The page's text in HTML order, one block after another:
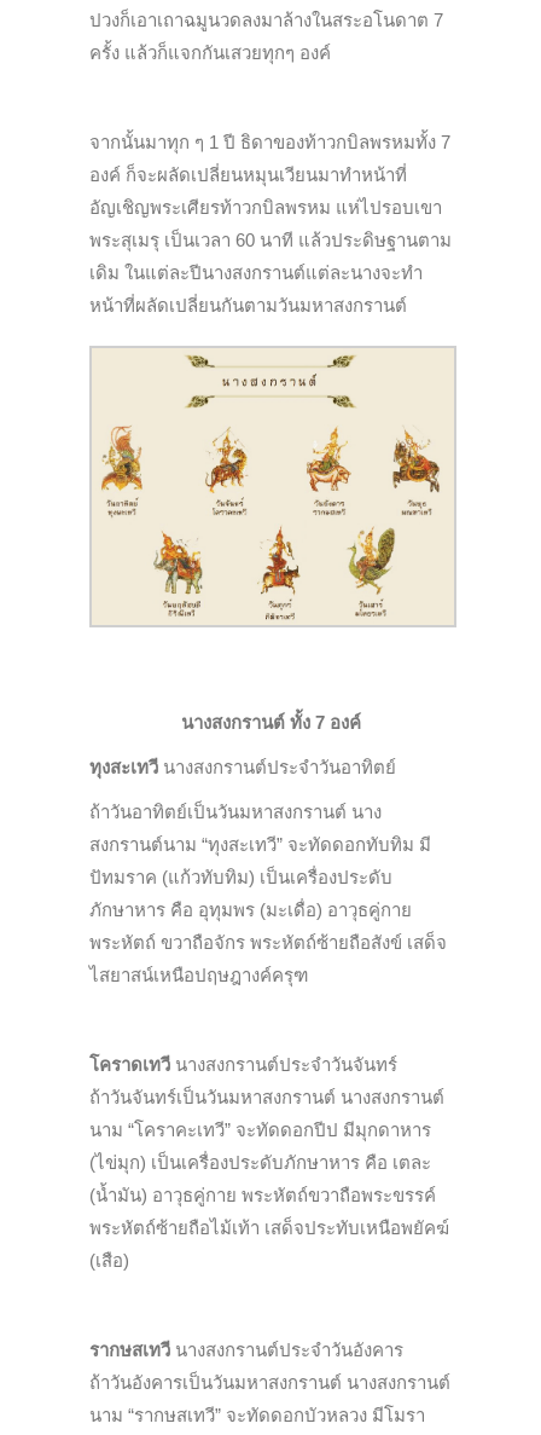
ปวงก็เอาเถาฉมูนวดลงมาล้างในสระอโนดาต 7
ครั้ง แล้วก็แจกกันเสวยทุกๆ องค์
จากนั้นมาทุก ๆ 1 ปี ธิดาของท้าวกบิลพรหมทั้ง 7
องค์ ก็จะผลัดเปลี่ยนหมุนเวียนมาทำหน้าที่
อัญเชิญพระเศียรท้าวกบิลพรหม แห่ไปรอบเขา
พระสุเมรุ เป็นเวลา 60 นาที แล้วประดิษฐานตาม
เดิม ในแต่ละปีนางสงกรานต์แต่ละนางจะทำ
หน้าที่ผลัดเปลี่ยนกันตามวันมหาสงกรานต์
นางสงกรานต์ ทั้ง 7 องค์
ทุงสะเทวี นางสงกรานต์ประจำวันอาทิตย์
ถ้าวันอาทิตย์เป็นวันมหาสงกรานต์ นาง
สงกรานต์นาม “ทุงสะเทวี” จะทัดดอกทับทิม มี
ปัทมราค (แก้วทับทิม) เป็นเครื่องประดับ
ภักษาหาร คือ อุทุมพร (มะเดื่อ) อาวุธคู่กาย
พระหัตถ์ ขวาถือจักร พระหัตถ์ซ้ายถือสังข์ เสด็จ
ไสยาสน์เหนือปฤษฎางค์ครุฑ
โคราดเทวี นางสงกรานต์ประจำวันจันทร์
ถ้าวันจันทร์เป็นวันมหาสงกรานต์ นางสงกรานต์
นาม “โคราคะเทวี” จะทัดดอกปีป มีมุกดาหาร
(ไข่มุก) เป็นเครื่องประดับภักษาหาร คือ เตละ
(น้ำมัน) อาวุธคู่กาย พระหัตถ์ขวาถือพระขรรค์
พระหัตถ์ซ้ายถือไม้เท้า เสด็จประทับเหนือพยัคฆ์
(เสือ)
รากษสเทวี นางสงกรานต์ประจำวันอังคาร
ถ้าวันอังคารเป็นวันมหาสงกรานต์ นางสงกรานต์
นาม “รากษสเทวี” จะทัดดอกบัวหลวง มีโมรา